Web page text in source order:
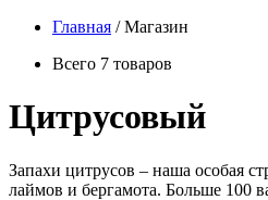
Главная /Магазин
Всего 7 товаров
Цитрусовый
Запахи цитрусов – наша особая
лаймов и бергамота. Больше 100